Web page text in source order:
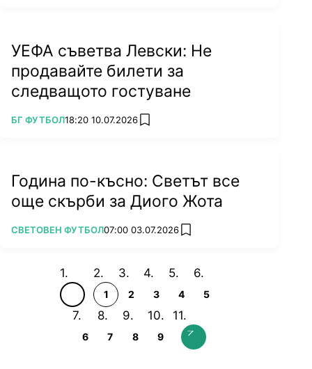
УЕФА съветва Левски: Не
продавайте билети за
следващото гостуване
ПОВЕЧЕ ОТ
БГ ФУТБОЛ18:20 10.07.2026 add favorites
Година по-късно: Светът все
още скърби за Диого Жота
ПОВЕЧЕ ОТ
СВЕТОВЕН ФУТБОЛ07:00 03.07.2026 add favorites
1 2 3 4 5
6 7 8 9